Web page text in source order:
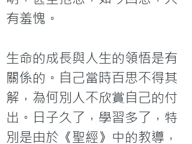
有羞愧。
生命的成長與人生的領悟是有
關係的。自己當時百思不得其
解，為何別人不欣賞自己的付
出。日子久了，學習多了，特
別是由於《聖經》中的教導，